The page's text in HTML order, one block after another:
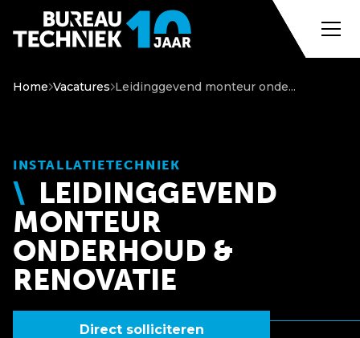
Home Vacatures Leidinggevend monteur onde...
INSTALLATIETECHNIEK
LEIDINGGEVEND
MONTEUR
ONDERHOUD &
RENOVATIE
Direct solliciteren